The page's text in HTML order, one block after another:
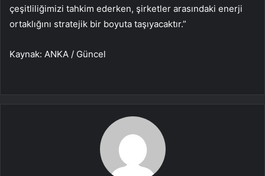
çeşitliliğimizi tahkim ederken, şirketler arasındaki enerji
ortaklığını stratejik bir boyuta taşıyacaktır.”
Kaynak: ANKA / Güncel